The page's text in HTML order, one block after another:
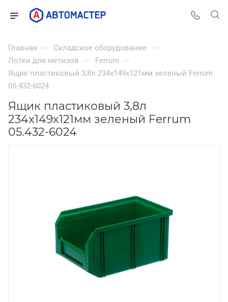
Главная — Складское оборудование —
Лотки для метизов — Ferrum —
Ящик пластиковый 3,8л 234x149x121мм зеленый Ferrum
05.432-6024
Ящик пластиковый 3,8л
234x149x121мм зеленый Ferrum
05.432-6024